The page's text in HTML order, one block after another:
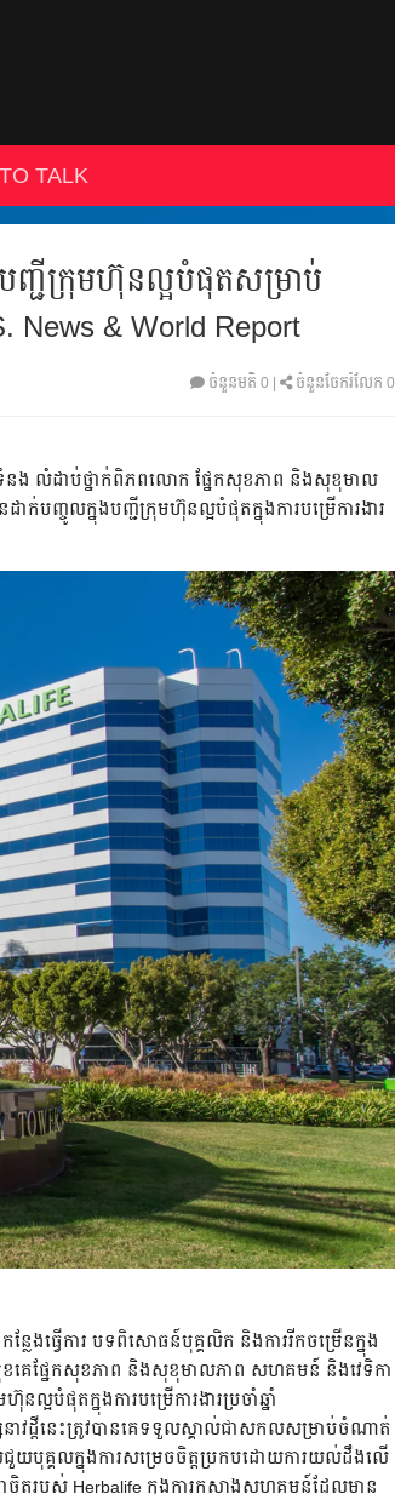
TALK
បញ្ជីក្រុមហ៊ុនល្អបំផុតសម្រាប់
News & World Report
ចំនួនមតិ 0 ចំនួនចែករំលែក 0
នង លំដាប់ថ្នាក់ពិភពលោក ផ្នែកសុខភាព និងសុខុមាល
ក់បញ្ចូលក្នុងបញ្ជីក្រុមហ៊ុនល្អបំផុតក្នុងការបម្រើការងារ
ែងធ្វើការ បទពិសោធន៍បុគ្គលិក និងការរីកចម្រើនក្នុង
គេផ្នែកសុខភាព និងសុខុមាលភាព សហគមន៍ និងវេទិកា
បំផុតក្នុងការបម្រើការងារប្រចាំឆ្នាំ
វដ្ដីនេះត្រូវបានគេទទួលស្គាល់ជាសកលសម្រាប់ចំណាត់
យបុគ្គលក្នុងការសម្រេចចិត្តប្រកបដោយការយល់ដឹងលើ
ាចិត្តរបស់ Herbalife ក្នុងការកសាងសហគមន៍ដែលមាន